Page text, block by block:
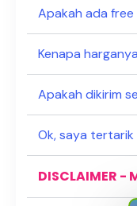
Apakah ada
Kenapa
Apakah dikirim
Ok, saya
DISCLAIMER